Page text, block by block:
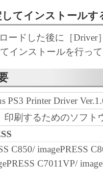
府または関連する外国
しに、「本ソフトウェ
は間接に輸出してはな
アップデート
の子会社、関係会社、
並びにキヤノンのライ
トウェア」の使用を支
ア」に対してアップデ
を行うことについて、
ん。
てインストールす
ードした後に［Driver
インストールを行っ
PS3 Printer Driver
印刷するためのソフト
C850/ imagePRESS
C7011VP/